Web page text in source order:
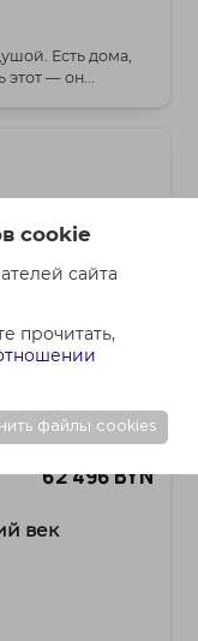
cookie
сайта
прочитать,
файлы cookies
дома,
этот — он...
62 496 BYN
век